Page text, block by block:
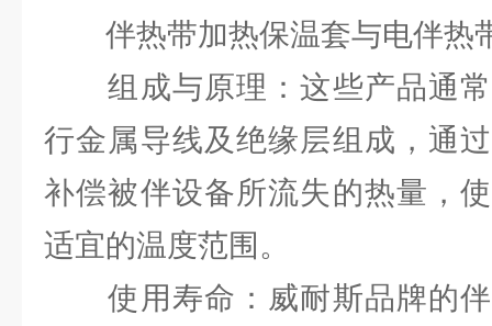
伴热带加热保温套与电伴热
组成与原理：这些产品通常
行金属导线及绝缘层组成，通
补偿被伴设备所流失的热量，
适宜的温度范围。
使用寿命：威耐斯品牌的伴